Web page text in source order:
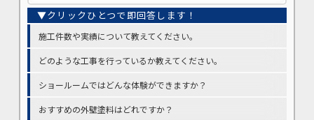
施工件数や実績について教えてください。
どのような工事を行っているか教えてください。
ショールームではどんな体験ができますか？
おすすめの外壁塗料はどれですか？